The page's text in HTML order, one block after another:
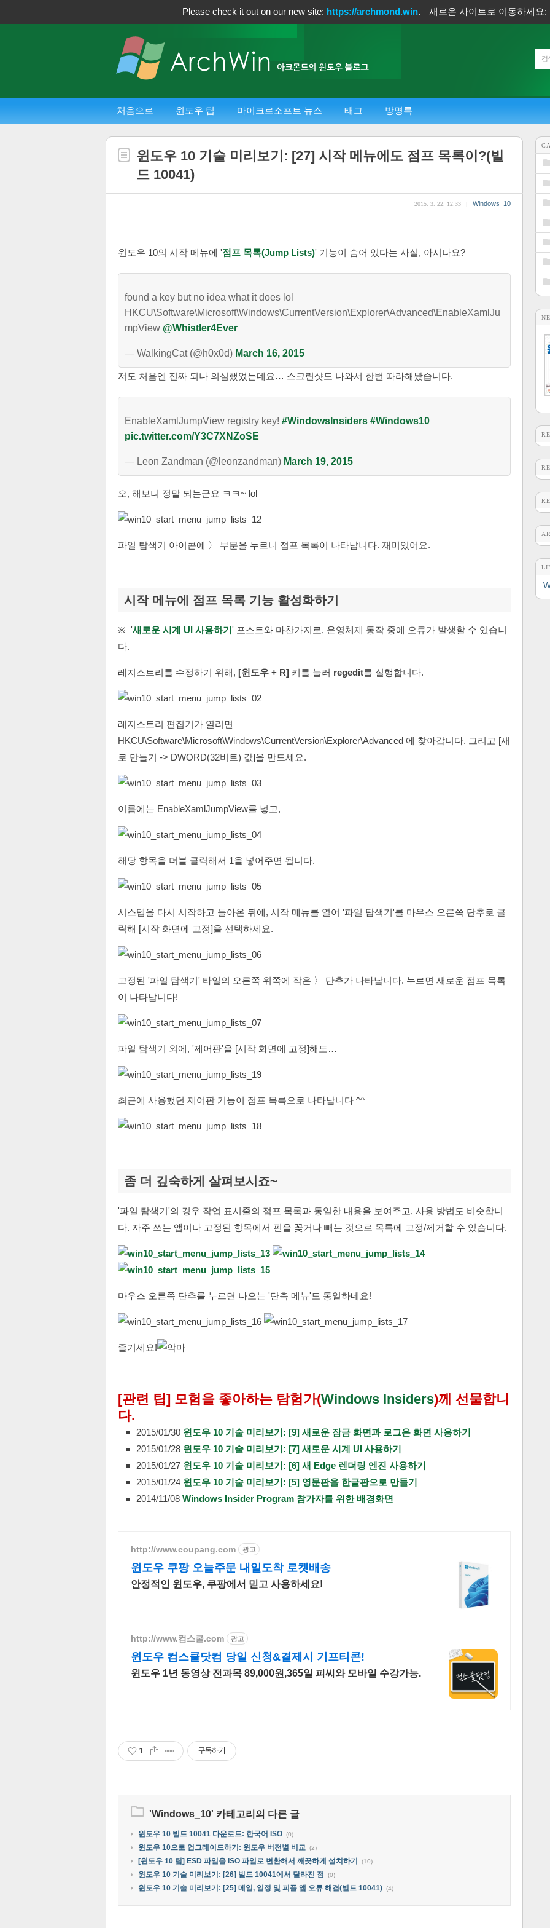
Please check it out on our new site: https://archmond.win. 새로운 사이트로 이동하세요:
처음으로 윈도우 팁 마이크로소프트 뉴스 태그 방명록
윈도우 10 기술 미리보기: [27] 시작 메뉴에도 점프 목록이?(빌
드 10041)
2015. 3. 22. 12:33 | Windows_10
윈도우 10의 시작 메뉴에 '점프 목록(Jump Lists)' 기능이 숨어 있다는 사실, 아시나요?
found a key but no idea what it does lol
HKCU\Software\Microsoft\Windows\CurrentVersion\Explorer\Advanced\EnableXamlJu
mpView @Whistler4Ever
— WalkingCat (@h0x0d) March 16, 2015
저도 처음엔 진짜 되나 의심했었는데요… 스크린샷도 나와서 한번 따라해봤습니다.
EnableXamlJumpView registry key! #WindowsInsiders #Windows10
pic.twitter.com/Y3C7XNZoSE
— Leon Zandman (@leonzandman) March 19, 2015
오, 해보니 정말 되는군요 ㅋㅋ~ lol
파일 탐색기 아이콘에 〉 부분을 누르니 점프 목록이 나타납니다. 재미있어요.
시작 메뉴에 점프 목록 기능 활성화하기
※ '새로운 시계 UI 사용하기' 포스트와 마찬가지로, 운영체제 동작 중에 오류가 발생할 수 있습니
다.
레지스트리를 수정하기 위해, [윈도우 + R] 키를 눌러 regedit를 실행합니다.
레지스트리 편집기가 열리면
HKCU\Software\Microsoft\Windows\CurrentVersion\Explorer\Advanced 에 찾아갑니다. 그리고 [새
로 만들기 -> DWORD(32비트) 값]을 만드세요.
이름에는 EnableXamlJumpView를 넣고,
해당 항목을 더블 클릭해서 1을 넣어주면 됩니다.
시스템을 다시 시작하고 돌아온 뒤에, 시작 메뉴를 열어 '파일 탐색기'를 마우스 오른쪽 단추로 클
릭해 [시작 화면에 고정]을 선택하세요.
고정된 '파일 탐색기' 타일의 오른쪽 위쪽에 작은 〉 단추가 나타납니다. 누르면 새로운 점프 목록
이 나타납니다!
파일 탐색기 외에, '제어판'을 [시작 화면에 고정]해도…
최근에 사용했던 제어판 기능이 점프 목록으로 나타납니다 ^^
좀 더 깊숙하게 살펴보시죠~
'파일 탐색기'의 경우 작업 표시줄의 점프 목록과 동일한 내용을 보여주고, 사용 방법도 비슷합니
다. 자주 쓰는 앱이나 고정된 항목에서 핀을 꽂거나 빼는 것으로 목록에 고정/제거할 수 있습니다.
마우스 오른쪽 단추를 누르면 나오는 '단축 메뉴'도 동일하네요!
즐기세요!
[관련 팁] 모험을 좋아하는 탐험가(Windows Insiders)께 선물합니
다.
2015/01/30 윈도우 10 기술 미리보기: [9] 새로운 잠금 화면과 로그온 화면 사용하기
2015/01/28 윈도우 10 기술 미리보기: [7] 새로운 시계 UI 사용하기
2015/01/27 윈도우 10 기술 미리보기: [6] 새 Edge 렌더링 엔진 사용하기
2015/01/24 윈도우 10 기술 미리보기: [5] 영문판을 한글판으로 만들기
2014/11/08 Windows Insider Program 참가자를 위한 배경화면
http://www.coupang.com 광고
윈도우 쿠팡 오늘주문 내일도착 로켓배송
안정적인 윈도우, 쿠팡에서 믿고 사용하세요!
http://www.컴스쿨.com 광고
윈도우 컴스쿨닷컴 당일 신청&결제시 기프티콘!
윈도우 1년 동영상 전과목 89,000원,365일 피씨와 모바일 수강가능.
1 구독하기
'Windows_10' 카테고리의 다른 글
윈도우 10 빌드 10041 다운로드: 한국어 ISO (0)
윈도우 10으로 업그레이드하기: 윈도우 버전별 비교 (2)
[윈도우 10 팁] ESD 파일을 ISO 파일로 변환해서 깨끗하게 설치하기 (10)
윈도우 10 기술 미리보기: [26] 빌드 10041에서 달라진 점 (0)
윈도우 10 기술 미리보기: [25] 메일, 일정 및 피플 앱 오류 해결(빌드 10041) (4)